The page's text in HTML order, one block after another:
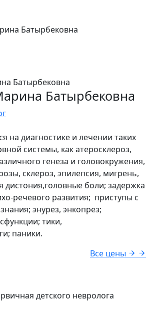
Батырбековна
Батырбековна
на диагностике и лечении таких
системы, как атеросклероз,
генеза и головокружения,
склероз, эпилепсия, мигрень,
дистония,головные боли; задержка
речевого развития; приступы с
энурез, энкопрез;
тики,
паники.
Все цены
детского невролога